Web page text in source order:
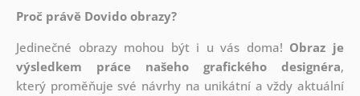
Proč právě Dovido obrazy?
Jedinečné obrazy mohou být i u vás doma! Obraz je
výsledkem práce našeho grafického designéra,
který proměňuje své návrhy na unikátní a vždy aktuální